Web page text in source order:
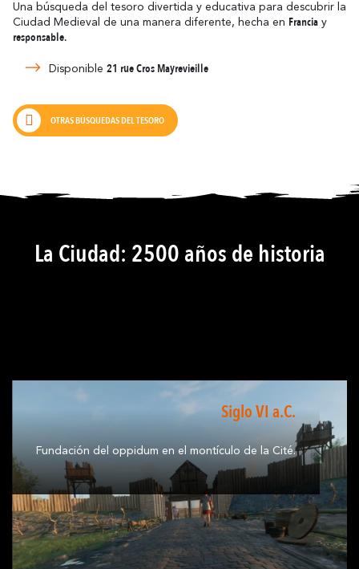
Una búsqueda del tesoro divertida y educativa para descubrir la
Ciudad Medieval de una manera diferente, hecha en Francia y
responsable.
Disponible 21 rue Cros Mayrevieille
OTRAS BÚSQUEDAS DEL TESORO
La Ciudad: 2500 años de historia
Siglo VI a.C.
Fundación del oppidum en el montículo de la Cité.